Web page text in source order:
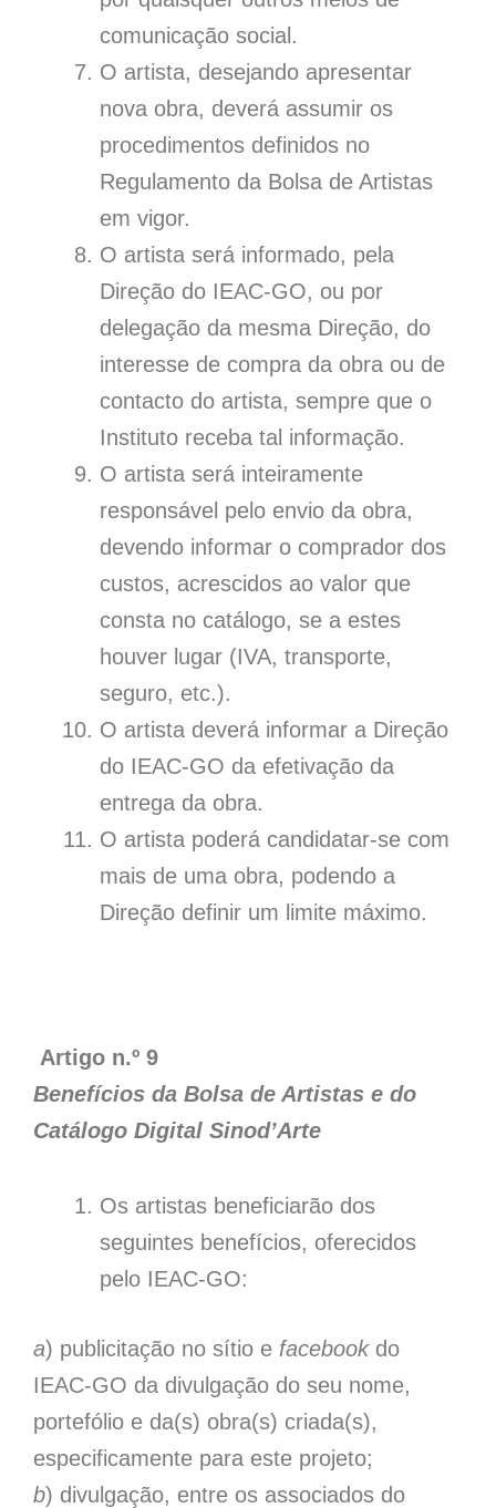
comunicação social.
O artista, desejando apresentar
nova obra, deverá assumir os
procedimentos definidos no
Regulamento da Bolsa de Artistas
em vigor.
O artista será informado, pela
Direção do IEAC-GO, ou por
delegação da mesma Direção, do
interesse de compra da obra ou de
contacto do artista, sempre que o
Instituto receba tal informação.
O artista será inteiramente
responsável pelo envio da obra,
devendo informar o comprador dos
custos, acrescidos ao valor que
consta no catálogo, se a estes
houver lugar (IVA, transporte,
seguro, etc.).
O artista deverá informar a Direção
do IEAC-GO da efetivação da
entrega da obra.
O artista poderá candidatar-se com
mais de uma obra, podendo a
Direção definir um limite máximo.
Artigo n.º 9
Benefícios da Bolsa de Artistas e do
Catálogo Digital Sinod’Arte
Os artistas beneficiarão dos
seguintes benefícios, oferecidos
pelo IEAC-GO:
a) publicitação no sítio e facebookdo
IEAC-GO da divulgação do seu nome,
portefólio e da(s) obra(s) criada(s),
especificamente para este projeto;
b) divulgação, entre os associados do